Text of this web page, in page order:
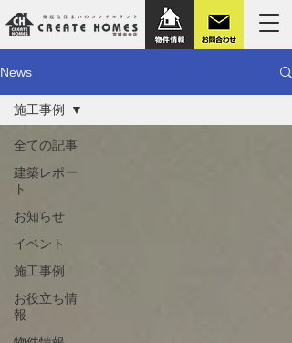
News
全ての記事
建築レポー
ト
お知らせ
イベント
施工事例
お役立ち情
報
施工事例